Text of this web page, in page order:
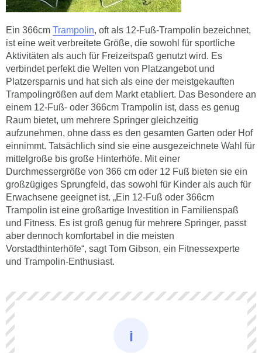
Ein 366cm Trampolin, oft als 12-Fuß-Trampolin bezeichnet,
ist eine weit verbreitete Größe, die sowohl für sportliche
Aktivitäten als auch für Freizeitspaß genutzt wird. Es
verbindet perfekt die Welten von Platzangebot und
Platzersparnis und hat sich als eine der meistgekauften
Trampolingrößen auf dem Markt etabliert. Das Besondere an
einem 12-Fuß- oder 366cm Trampolin ist, dass es genug
Raum bietet, um mehrere Springer gleichzeitig
aufzunehmen, ohne dass es den gesamten Garten oder Hof
einnimmt. Tatsächlich sind sie eine ausgezeichnete Wahl für
mittelgroße bis große Hinterhöfe. Mit einer
Durchmessergröße von 366 cm oder 12 Fuß bieten sie ein
großzügiges Sprungfeld, das sowohl für Kinder als auch für
Erwachsene geeignet ist. „Ein 12-Fuß oder 366cm
Trampolin ist eine großartige Investition in Familienspaß
und Fitness. Es ist groß genug für mehrere Springer, passt
aber dennoch komfortabel in die meisten
Vorstadthinterhöfe“, sagt Tom Gibson, ein Fitnessexperte
und Trampolin-Enthusiast.